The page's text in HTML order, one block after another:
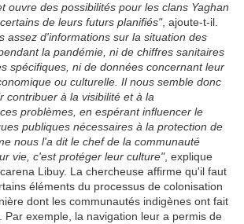
ouvre des possibilités pour les clans Yaghan
de leurs futurs planifiés", ajoute-t-il.
assez d'informations sur la situation des
la pandémie, ni de chiffres sanitaires
spécifiques, ni de données concernant leur
ou culturelle. Il nous semble donc
contribuer à la visibilité et à la
problèmes, en espérant influencer le
publiques nécessaires à la protection de
nous l'a dit le chef de la communauté
vie, c'est protéger leur culture", explique
Libuy. La chercheuse affirme qu'il faut
éléments du processus de colonisation
dont les communautés indigènes ont fait
Par exemple, la navigation leur a permis de